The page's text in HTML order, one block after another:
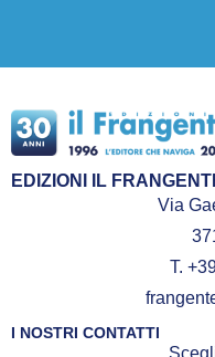
EDIZIONI IL
Via
T.
I NOSTRI CONTATTI